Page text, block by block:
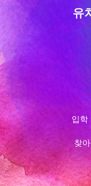
유
입학
찾